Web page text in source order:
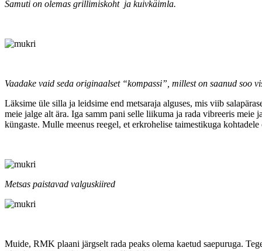
Samuti on olemas grillimiskoht ja kuivkäimla.
Vaadake vaid seda originaalset “kompassi”, millest on saanud soo
Läksime üle silla ja leidsime end metsaraja alguses, mis viib
meie jalge alt ära. Iga samm pani selle liikuma ja rada vibreeris
küngaste. Mulle meenus reegel, et erkrohelise taimestikuga
Metsas paistavad valguskiired
Muide, RMK plaani järgselt rada peaks olema kaetud saepuruga.